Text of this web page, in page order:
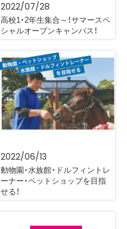
2022/07/28
高校1・2年生集合～！サマースペ
シャルオープンキャンパス！
2022/06/13
動物園・水族館・ドルフィントレ
ーナー・ペットショップを目指
せる！